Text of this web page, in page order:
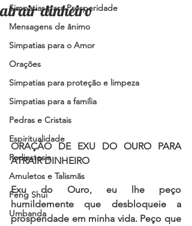
Simpatias para Prosperidade
Mensagens de ânimo
Simpatias para o Amor
Orações
Simpatias para proteção e limpeza
Simpatias para a família
Pedras e Cristais
Espiritualidade
Radiestesia
Amuletos e Talismãs
Feng Shui
Umbanda
atrair dinheiro
ORAÇÃO DE EXU DO OURO PARA
ATRAIR DINHEIRO
Exu do Ouro, eu lhe peço
humildemente que desbloqueie a
prosperidade em minha vida. Peço que